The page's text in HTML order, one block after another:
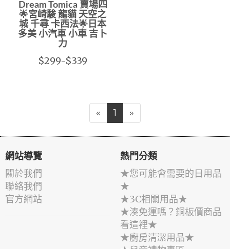
Dream Tomica 賣場四
🌟宮崎駿 龍貓 天空之
城 千尋 卡西法🌟日本
多美 小汽車 小車 吉卜
力
$299-$339
« 1 »
網站導覽
關於我們
聯絡我們
官方網站
熱門分類
★您可能會需要的日用品
★
★3C相關用品★
★湊免運嗎？銅板價商品
看這裡★
★廚房清潔用品★